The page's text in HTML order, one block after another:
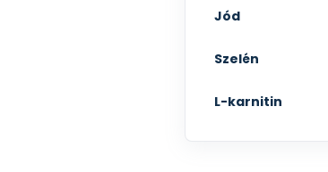
Jód
Szelén
L-karnitin